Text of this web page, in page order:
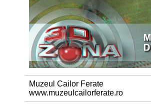
Muzeul Cailor Ferate
www.muzeulcailorferate.ro